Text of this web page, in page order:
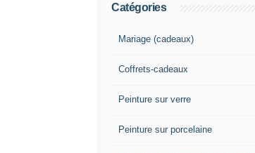
Catégories
Mariage (cadeaux)
Coffrets-cadeaux
Peinture sur verre
Peinture sur porcelaine